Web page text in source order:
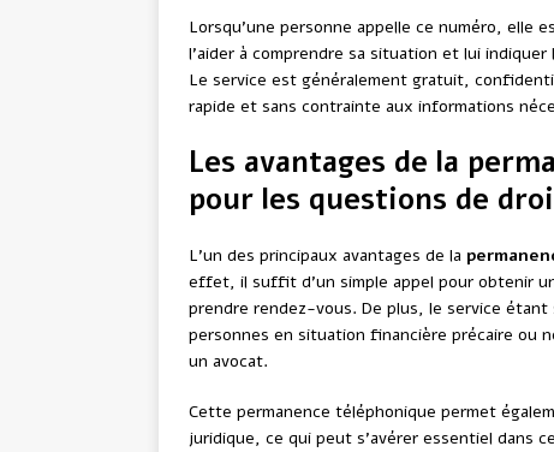
Lorsqu’une personne appelle ce numéro, elle
l’aider à comprendre sa situation et lui
Le service est généralement gratuit,
rapide et sans contrainte aux informations
Les avantages de la
pour les questions de
L’un des principaux avantages de la
effet, il suffit d’un simple appel pour obtenir
prendre rendez-vous. De plus, le service
personnes en situation financière précaire ou
un avocat.
Cette permanence téléphonique permet
juridique, ce qui peut s’avérer essentiel dans